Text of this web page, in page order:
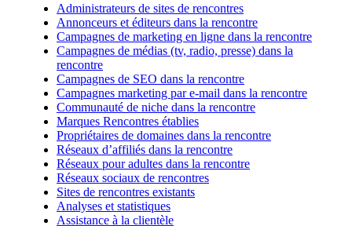
Administrateurs de sites de rencontres
Annonceurs et éditeurs dans la rencontre
Campagnes de marketing en ligne dans la rencontre
Campagnes de médias (tv, radio, presse) dans la
rencontre
Campagnes de SEO dans la rencontre
Campagnes marketing par e-mail dans la rencontre
Communauté de niche dans la rencontre
Marques Rencontres établies
Propriétaires de domaines dans la rencontre
Réseaux d’affiliés dans la rencontre
Réseaux pour adultes dans la rencontre
Réseaux sociaux de rencontres
Sites de rencontres existants
Analyses et statistiques
Assistance à la clientèle